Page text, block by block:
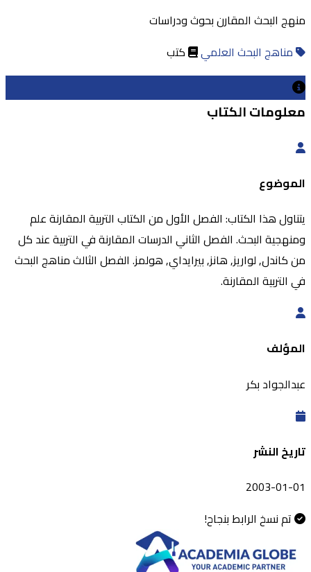
منهج البحث المقارن بحوث ودراسات
مناهج البحث العلمي
كتب
معلومات الكتاب
الموضوع
يتناول هذا الكتاب: الفصل الأول من الكتاب التربية المقارنة علم
ومنهجية البحث. الفصل الثاني الدرسات المقارنة في التربية عند كل
من كاندل, لواريز, هانز, بيرايداي, هولمز. الفصل الثالث مناهج البحث
في التربية المقارنة.
المؤلف
عبدالجواد بكر
تاريخ النشر
2003-01-01
تم نسخ الرابط بنجاح!